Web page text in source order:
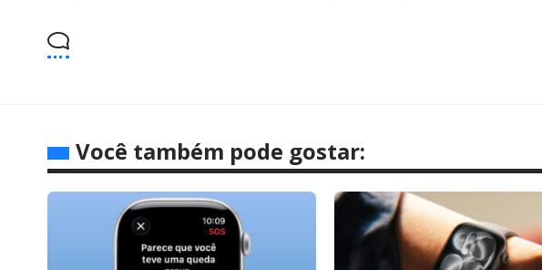
Você também pode gostar: